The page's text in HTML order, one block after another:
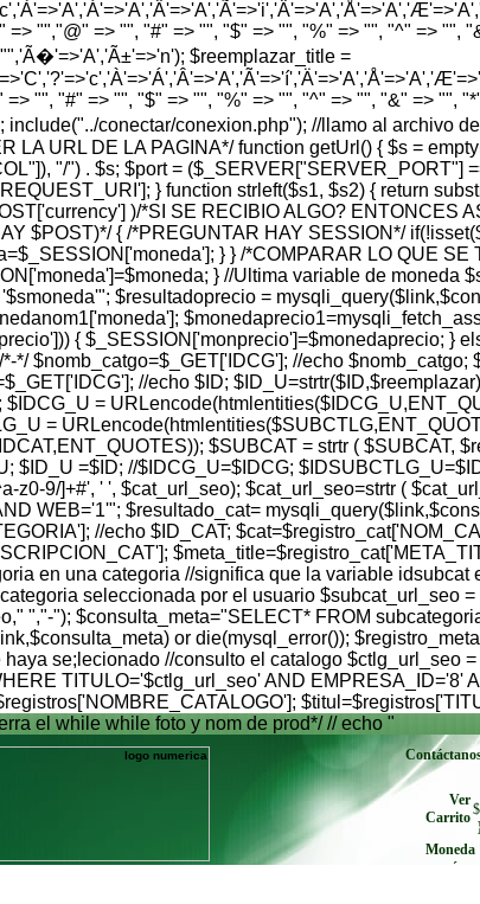
"","@" => "", "#" => "", "$" => "", "%" => "", "^" => "",
$reemplazar_title =
"", "#" => "", "$" => "", "%" => "", "^" => "", "&" => "",
conectar/conexion.php"); //llamo al archivo
LA URL DE LA PAGINA*/ function getUrl() { $s =
"/") . $s; $port = ($_SERVER["SERVER_PORT"]
} function strleft($s1, $s2) { return
)/*SI SE RECIBIO ALGO? ENTONCES
$POST)*/ { /*PREGUNTAR HAY SESSION*/
} } /*COMPARAR LO QUE
} //Ultima variable de moneda
$resultadoprecio =
{ $_SESSION['monprecio']=$monedaprecio; }
$nomb_catgo=$_GET['IDCG']; //echo $nomb_catgo;
//echo $ID;
=
=
$SUBCAT = strtr ( $SUBCAT,
$ID_U =$ID; //$IDCG_U=$IDCG;
z0-9/]+#', ' ', $cat_url_seo); $cat_url_seo=strtr (
WEB='1'"; $resultado_cat=
//echo $ID_CAT;
en una categoria //significa que la variable
seleccionada por el usuario $subcat_url_seo
","-"); $consulta_meta="SELECT* FROM
or die(mysql_error());
se;lecionado //consulto el catalogo $ctlg_url_seo
TITULO='$ctlg_url_seo' AND EMPRESA_ID='8'
el while while foto y nom de prod*/ // echo "
Ver
Carrito
Moneda
envíe